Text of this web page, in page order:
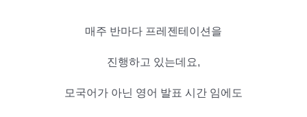
매주 반마다 프레젠테이션을
진행하고 있는데요,
모국어가 아닌 영어 발표 시간 임에도